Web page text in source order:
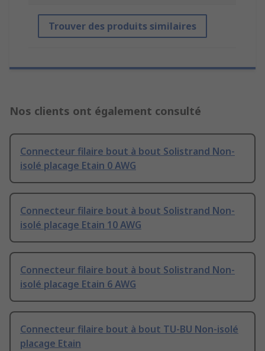
Trouver des produits similaires
Nos clients ont également consulté
Connecteur filaire bout à bout Solistrand Non-
isolé placage Etain 0 AWG
Connecteur filaire bout à bout Solistrand Non-
isolé placage Etain 10 AWG
Connecteur filaire bout à bout Solistrand Non-
isolé placage Etain 6 AWG
Connecteur filaire bout à bout TU-BU Non-isolé
placage Etain